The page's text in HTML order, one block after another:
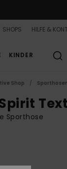
SHOPS HILFE &
KINDER
Shop
Sporthose